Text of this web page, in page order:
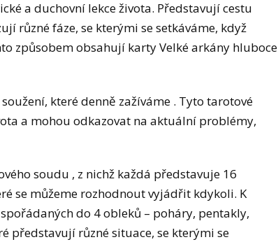
a duchovní lekce života. Představují cestu
různé fáze, se kterými se setkáváme, když
způsobem obsahují karty Velké arkány hluboce
které denně zažíváme . Tyto tarotové
a mohou odkazovat na aktuální problémy,
soudu , z nichž každá představuje 16
se můžeme rozhodnout vyjádřit kdykoli. K
do 4 obleků – poháry, pentakly,
představují různé situace, se kterými se